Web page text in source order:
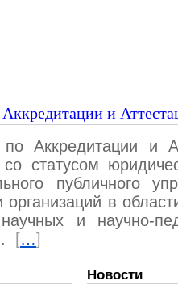
и
Аккредитации и
статусом
публичного
организаций в
и научно-
[…]
Новости